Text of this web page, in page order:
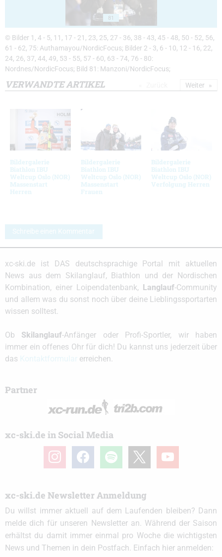
81
© Bilder 1, 4 - 5, 11, 17 - 21, 23, 25, 27 - 36, 38 - 43, 45 - 48, 50 - 52, 56,
61 - 62, 75: Authamayou/NordicFocus; Bilder 2 - 3, 6 - 10, 12 - 16, 22,
24, 26, 37, 44, 49, 53 - 55, 57 - 60, 63 - 74, 76 - 80:
Nordnes/NordicFocus; Bild 81: Manzoni/NordicFocus;
VERWANDTE ARTIKEL
Bildergalerie
Biathlon IBU
Weltcup Oslo (NOR)
Massenstart
Herren
Bildergalerie
Biathlon IBU
Weltcup Oslo (NOR)
Massenstart
Frauen
Bildergalerie
Biathlon IBU
Weltcup Oslo (NOR)
Verfolgung Herren
Weiter
Schreibe einen Kommentar
xc-ski.de ist DAS deutschsprachige Portal mit aktuellen
News aus dem Skilanglauf, Biathlon und der Nordischen
Kombination, einer Loipendatenbank,
Langlauf-Community
und allem was du sonst noch über deine Lieblingssportarten
wissen solltest.
Ob Skilanglauf-Anfänger oder Profi-Sportler, wir haben
immer ein offenes Ohr für dich! Du kannst uns jederzeit über
das
erreichen.
Partner
xc-ski.de in Social Media
instagramfacebook spotify youtube
xc-ski.de Newsletter Anmeldung
Du willst immer aktuell auf dem Laufenden bleiben? Dann
melde dich für unseren Newsletter an. Während der Saison
erhältst du damit immer einmal pro Woche die wichtigsten
News und Themen in dein Postfach. Einfach hier anmelden: